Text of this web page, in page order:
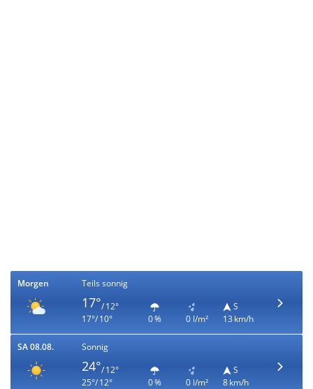
Morgen Teils sonnig
17°/ 12°
17°/ 10°
0 % 0 l/m²
S
13 km/h
SA 08.08. Sonnig
24°/ 12°
25°/ 12°
0 % 0 l/m²
S
8 km/h